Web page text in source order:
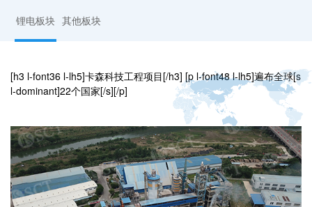
锂电板块 其他板块
[h3 l-font36 l-lh5]卡森科技工程项目[/h3] [p l-font48 l-lh5]遍布全球[s
l-dominant]22个国家[/s][/p]